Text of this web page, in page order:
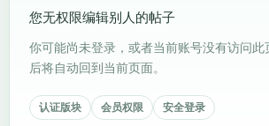
您无权限编辑别人的帖子
你可能尚未登录，或者当前账号没有访问
后将自动回到当前页面。
认证版块 会员权限 安全登录